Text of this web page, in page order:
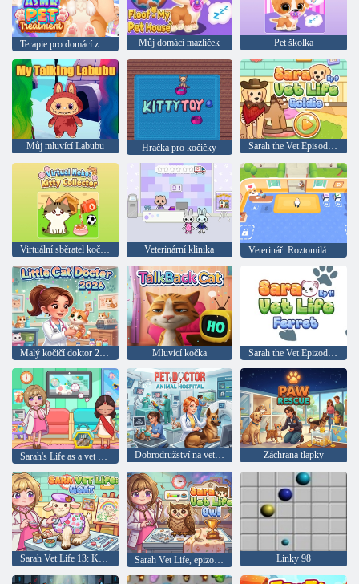
Terapie pro domácí zvířata Můj domácí mazlíček Pet školka
Můj mluvící Labubu Hračka pro kočičky Sarah the Vet Episode 9: Goldie
Virtuální sběratel koček Neko Veterinární klinika Veterinář: Roztomilá zvířátka
Malý kočičí doktor 2026 Mluvící kočka Sarah the Vet Epizoda 11: Fretka
Dobrodružství na veterinární klinice pro zvířata Záchrana tlapky
Sarah Vet Life 13: Koza Sarah Vet Life, epizoda 14: Sova Linky 98